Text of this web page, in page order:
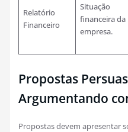
Relatório
Financeiro
Situação
financeira da
empresa.
Propostas
Argumentando
Propostas devem apresentar